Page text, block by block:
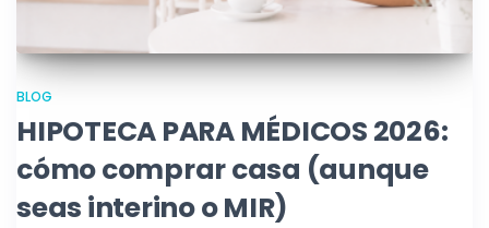
BLOG
HIPOTECA PARA MÉDICOS 2026:
cómo comprar casa (aunque
seas interino o MIR)